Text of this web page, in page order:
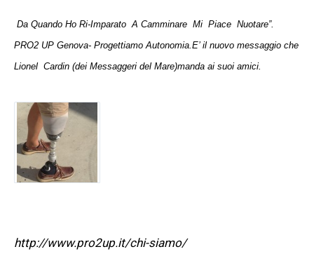
Da Quando Ho Ri-Imparato A Camminare Mi Piace Nuotare”.
PRO2 UP Genova- Progettiamo Autonomia.E’ il nuovo messaggio che
Lionel Cardin (dei Messaggeri del Mare)manda ai suoi amici.
http://www.pro2up.it/chi-siamo/